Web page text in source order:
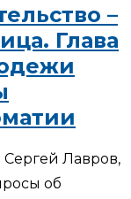
–
Глава
Лавров,
об